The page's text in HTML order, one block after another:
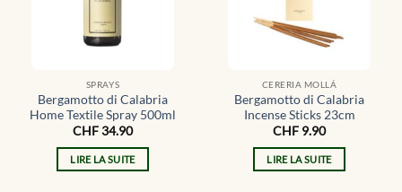
SPRAYS
Bergamotto di Calabria
Home Textile Spray 500ml
CHF34.90
LIRE LA SUITE
CERERIA MOLLÁ
Bergamotto di Calabria
Incense Sticks 23cm
CHF 9.90
LIRE LA SUITE